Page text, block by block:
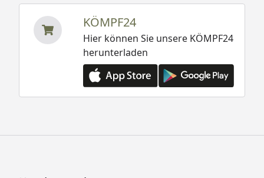
KÖMPF24
Hier können Sie unsere KÖMPF24
herunterladen